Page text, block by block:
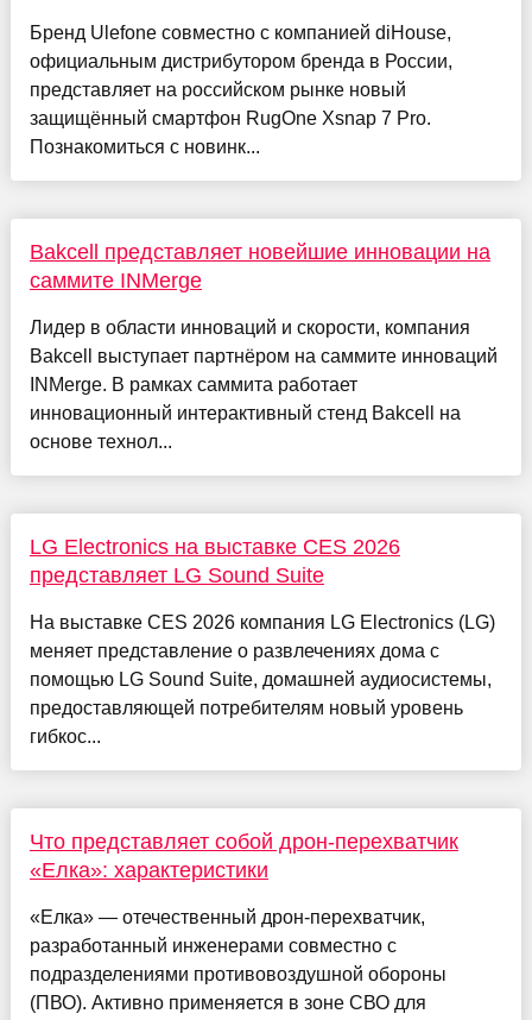
Бренд Ulefone совместно с компанией diHouse,
официальным дистрибутором бренда в России,
представляет на российском рынке новый
защищённый смартфон RugOne Xsnap 7 Pro.
Познакомиться с новинк...
Bakcell представляет новейшие инновации на
саммите INMerge
Лидер в области инноваций и скорости, компания
Bakcell выступает партнёром на саммите инноваций
INMerge. В рамках саммита работает
инновационный интерактивный стенд Bakcell на
основе технол...
LG Electronics на выставке CES 2026
представляет LG Sound Suite
На выставке CES 2026 компания LG Electronics (LG)
меняет представление о развлечениях дома с
помощью LG Sound Suite, домашней аудиосистемы,
предоставляющей потребителям новый уровень
гибкос...
Что представляет собой дрон-перехватчик
«Елка»: характеристики
«Елка» — отечественный дрон-перехватчик,
разработанный инженерами совместно с
подразделениями противовоздушной обороны
(ПВО). Активно применяется в зоне СВО для